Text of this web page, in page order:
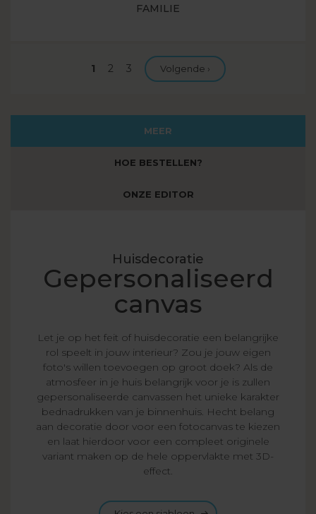
FAMILIE
Huidige
1 Pagina
2 Pagina
3 Volgende pagina
Volgende ›
MEER
HOE BESTELLEN?
ONZE EDITOR
Huisdecoratie
Gepersonaliseerd
canvas
Let je op het feit of huisdecoratie een belangrijke
rol speelt in jouw interieur? Zou je jouw eigen
foto's willen toevoegen op groot doek? Als de
atmosfeer in je huis belangrijk voor je is zullen
gepersonaliseerde canvassen het unieke karakter
bednadrukken van je binnenhuis. Hecht belang
aan decoratie door voor een fotocanvas te kiezen
en laat hierdoor voor een compleet originele
variant maken op de hele oppervlakte met 3D-
effect.